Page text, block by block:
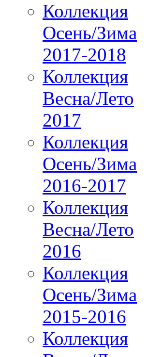
Коллекция
Осень/Зима
2017-2018
Коллекция
Весна/Лето
2017
Коллекция
Осень/Зима
2016-2017
Коллекция
Весна/Лето
2016
Коллекция
Осень/Зима
2015-2016
Коллекция